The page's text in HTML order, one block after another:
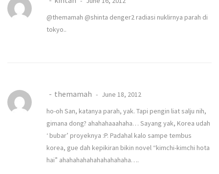
@themamah @shinta denger2 radiasi nuklirnya parah di
tokyo..
themamah
June 18, 2012
ho-oh San, katanya parah, yak. Tapi pengin liat salju nih,
gimana dong? ahahahaaahaha… Sayang yak, Korea udah
‘ bubar’ proyeknya :P. Padahal kalo sampe tembus
korea, gue dah kepikiran bikin novel “kimchi-kimchi hota
hai” ahahahahahahahahahaha….